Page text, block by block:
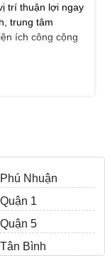
trí thuận lợi ngay
trung tâm
ích công cộng
kế đa dạng,
cổ điển, phù
của khách hàng.
Nhuận
1
5
Bình